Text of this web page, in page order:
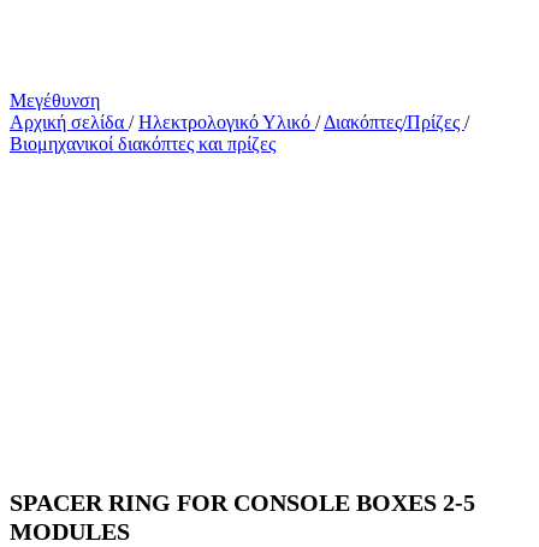
Μεγέθυνση
Αρχική σελίδα / Ηλεκτρολογικό Υλικό / Διακόπτες/Πρίζες /
Βιομηχανικοί διακόπτες και πρίζες
SPACER RING FOR CONSOLE BOXES 2-5
MODULES